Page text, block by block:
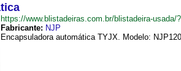
https://www.blistadeiras.com.br/blistadeira-
Fabricante: NJP
Encapsuladora automática TYJX. Modelo: